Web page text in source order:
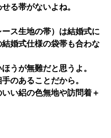
る帯がないよね。
ス生地の帯）は結婚式に
婚式仕様の袋帯も合わな
うが無難だと思うよ。
のあることだから。
い絽の色無地や訪問着＋